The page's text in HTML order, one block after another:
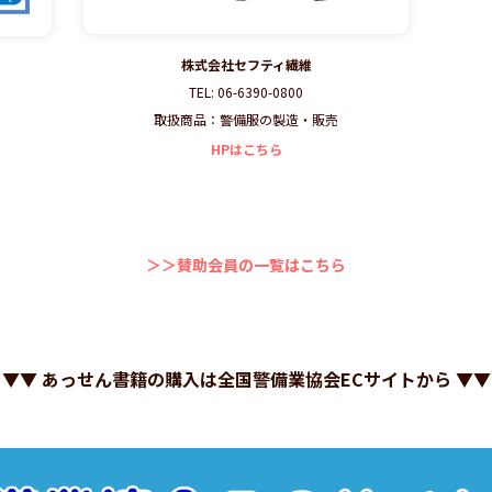
株式会社セフティ繊維
TEL: 06-6390-0800
取扱商品：警備服の製造・販売
HPはこちら
＞＞賛助会員の一覧はこちら
▼▼ あっせん書籍の購入は全国警備業協会ECサイトから ▼▼